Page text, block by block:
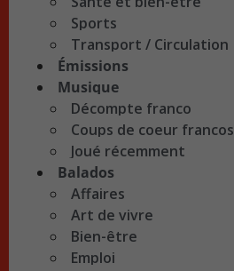
Sports
Transport / Circulation
Émissions
Musique
Décompte franco
Coups de coeur francos
Joué récemment
Balados
Affaires
Art de vivre
Bien-être
Emploi